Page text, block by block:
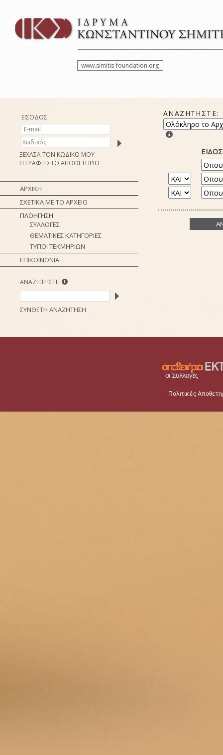
www.simitis-foundation.org
ΕΙΣΟΔΟΣ
ΞΕΧΑΣΑ ΤΟΝ ΚΩΔΙΚΟ ΜΟΥ
ΕΓΓΡΑΦΗ ΣΤΟ ΑΠΟΘΕΤΗΡΙΟ
ΑΡΧΙΚΗ
ΣΧΕΤΙΚΑ ΜΕ ΤΟ ΑΡΧΕΙΟ
ΠΛΟΗΓΗΣΗ
ΣΥΛΛΟΓΕΣ
ΘΕΜΑΤΙΚΕΣ ΚΑΤΗΓΟΡΙΕΣ
ΤΥΠΟΙ ΤΕΚΜΗΡΙΩΝ
ΕΠΙΚΟΙΝΩΝΙΑ
ΑΝΑΖΗΤΗΣΤΕ
ΣΥΝΘΕΤΗ ΑΝΑΖΗΤΗΣΗ
ΑΝΑΖΗΤΗΣΤΕ: